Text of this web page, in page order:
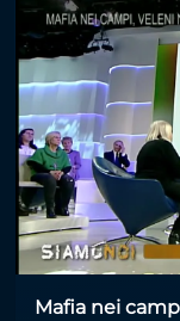
Mafia nei